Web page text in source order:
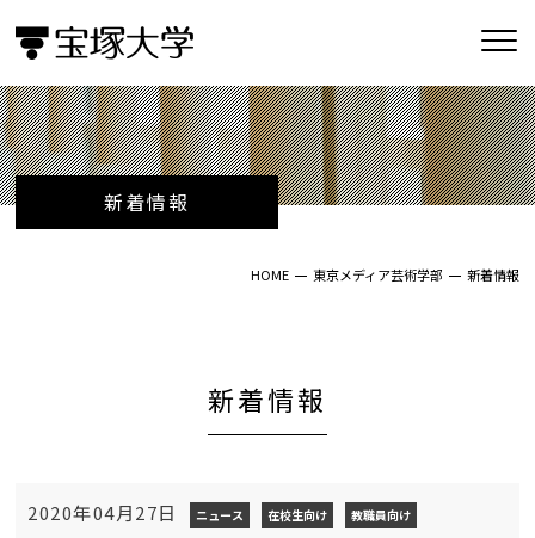
新着情報
HOME 東京メディア芸術学部 新着情報
新着情報
2020年04月27日 ニュース 在校生向け 教職員向け